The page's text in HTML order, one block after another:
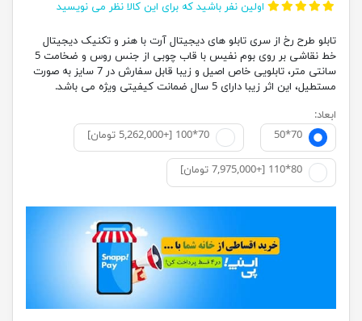
اولین نفر باشید که برای این کالا نظر می نویسید
تابلو طرح رخ از سری تابلو های دیجیتال آرت با هنر و تکنیک دیجیتال
خط نقاشی بر روی بوم نفیس با قاب چوبی از جنس روس و ضخامت 5
سانتی متر، تابلویی خاص اصیل و زیبا قابل سفارش در 7 سایز به صورت
مستطیل، این اثر زیبا دارای 5 سال ضمانت کیفیتی ویژه می باشد.
ابعاد:
50*70
70*100 [+5,262,000 تومان]
80*110 [+7,975,000 تومان]